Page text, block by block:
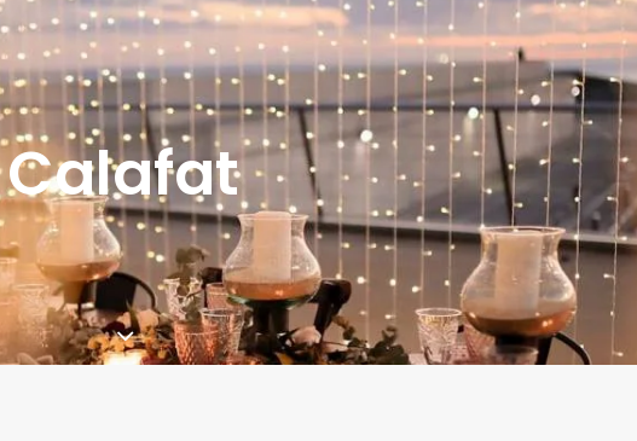
Calafat